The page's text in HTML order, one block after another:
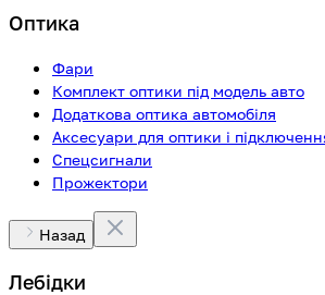
Оптика
Фари
Комплект оптики під модель авто
Додаткова оптика автомобіля
Аксесуари для оптики і
Спецсигнали
Прожектори
Назад
Лебідки